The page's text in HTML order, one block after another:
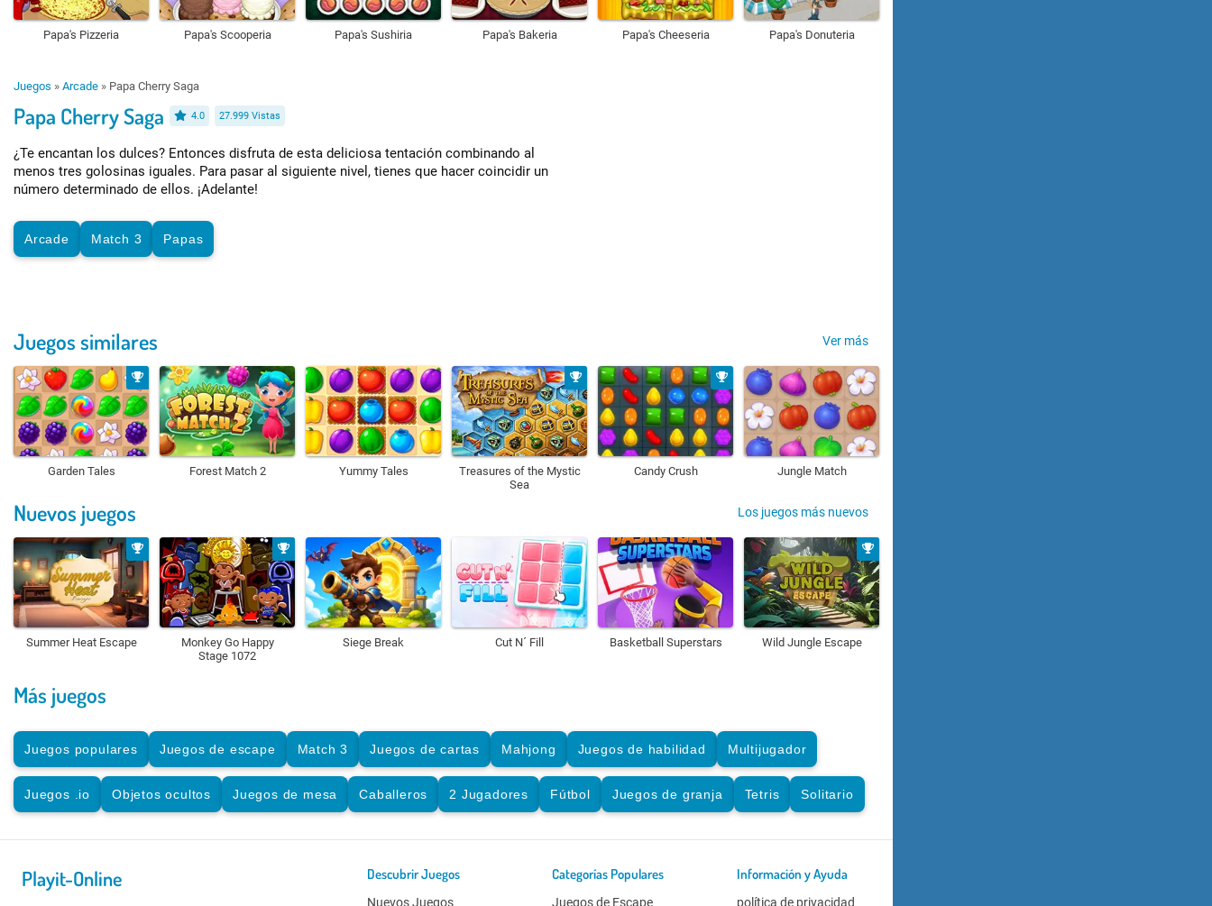
Papa's Pizzeria Papa's Scooperia Papa's Sushiria Papa's Bakeria Papa's Cheeseria Papa's Donuteria
Juegos » Arcade » Papa Cherry Saga
Papa Cherry Saga 4.0 27.999 Vistas
¿Te encantan los dulces? Entonces disfruta de esta deliciosa tentación combinando al
menos tres golosinas iguales. Para pasar al siguiente nivel, tienes que hacer coincidir un
número determinado de ellos. ¡Adelante!
Arcade Match 3 Papas
Juegos similares Ver más
Garden Tales Forest Match 2 Yummy Tales
Treasures of the Mystic
Sea
Candy Crush Jungle Match
Nuevos juegos Los juegos más nuevos
Summer Heat Escape
Monkey Go Happy
Stage 1072
Siege Break Cut N´ Fill Basketball Superstars Wild Jungle Escape
Más juegos
Juegos populares Juegos de escape Match 3 Juegos de cartas Mahjong Juegos de habilidad Multijugador
Juegos .io Objetos ocultos Juegos de mesa Caballeros 2 Jugadores Fútbol Juegos de granja Tetris Solitario
Playit-Online Descubrir Juegos
Nuevos Juegos
Categorías Populares
Juegos de Escape
Información y Ayuda
política de privacidad